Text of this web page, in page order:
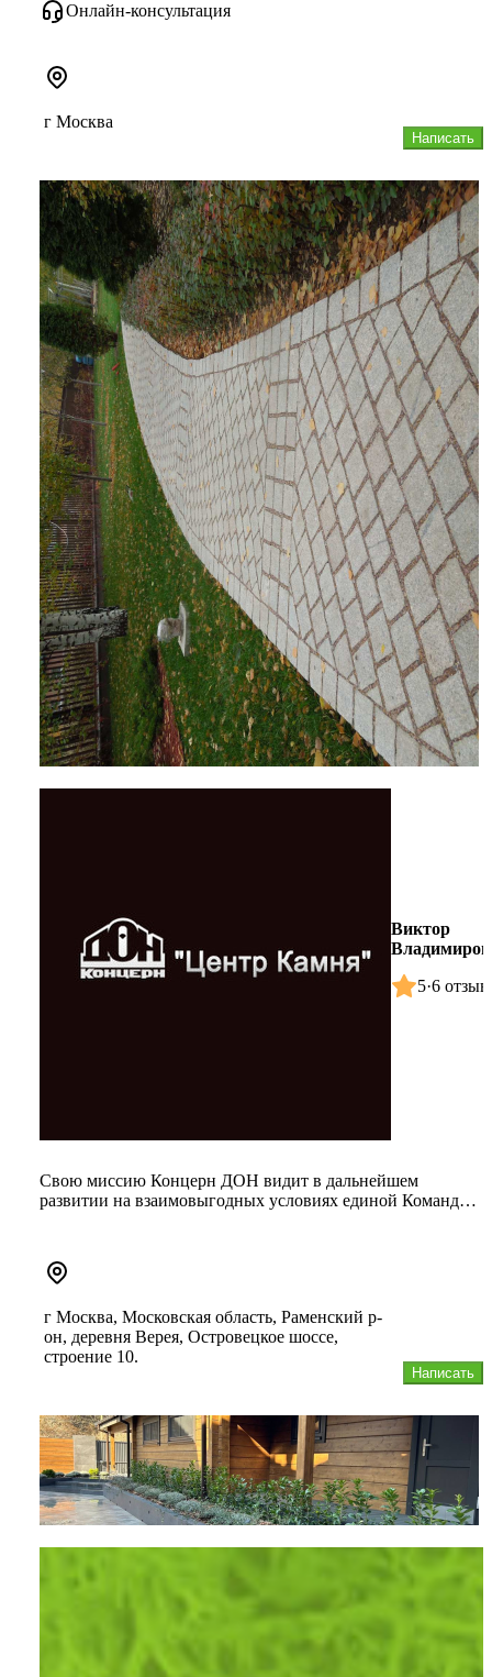
Онлайн-консультация
Написать
г Москва
Виктор
5·6
Свою миссию Концерн ДОН видит в дальнейшем
развитии на взаимовыгодных условиях единой Команды
Написать
г Москва, Московская область, Раменский р-
он, деревня Верея, Островецкое шоссе,
строение 10.